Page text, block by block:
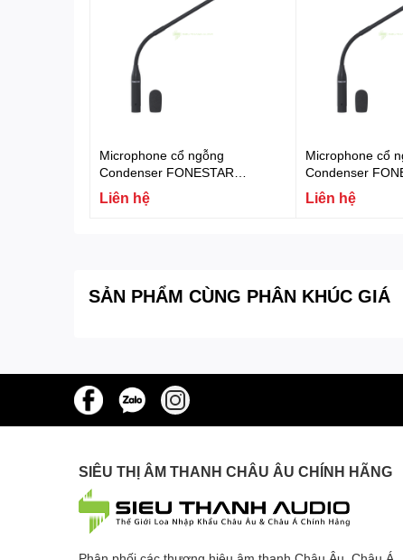
Microphone cổ ngỗng
Condenser FONESTAR
MICFLEX-C45-B
Liên hệ
Microphone cổ
Condenser
MICFLEX-C45
Liên hệ
SẢN PHẨM CÙNG PHÂN KHÚC GIÁ
SIÊU THỊ ÂM THANH CHÂU ÂU CHÍNH HÃNG